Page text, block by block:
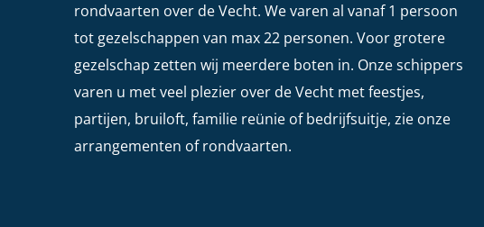
rondvaarten over de Vecht. We varen al vanaf 1 persoon
tot gezelschappen van max 22 personen. Voor grotere
gezelschap zetten wij meerdere boten in. Onze schippers
varen u met veel plezier over de Vecht met feestjes,
partijen, bruiloft, familie reünie of bedrijfsuitje, zie onze
arrangementen of rondvaarten.